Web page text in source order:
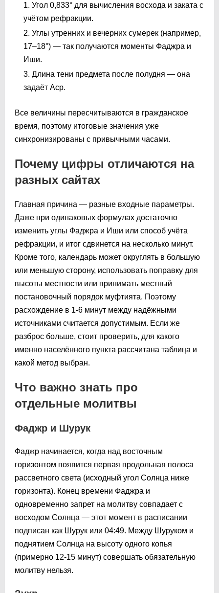
Угол 0,833° для вычисления восхода и заката с
учётом рефракции.
Углы утренних и вечерних сумерек (например,
17–18°) — так получаются моменты Фаджра и
Иши.
Длина тени предмета после полудня — она
задаёт Аср.
Все величины пересчитываются в гражданское
время, поэтому итоговые значения уже
синхронизированы с привычными часами.
Почему цифры отличаются на
разных сайтах
Главная причина — разные входные параметры.
Даже при одинаковых формулах достаточно
изменить углы Фаджра и Иши или способ учёта
рефракции, и итог сдвинется на несколько минут.
Кроме того, календарь может округлять в большую
или меньшую сторону, использовать поправку для
высоты местности или принимать местный
постановочный порядок муфтията. Поэтому
расхождение в 1-6 минут между надёжными
источниками считается допустимым. Если же
разброс больше, стоит проверить, для какого
именно населённого пункта рассчитана таблица и
какой метод выбран.
Что важно знать про
отдельные молитвы
Фаджр и Шурук
Фаджр начинается, когда над восточным
горизонтом появится первая продольная полоса
рассветного света (исходный угол Солнца ниже
горизонта). Конец времени Фаджра и
одновременно запрет на молитву совпадает с
восходом Солнца — этот момент в расписании
подписан как Шурук или 04:49. Между Шуруком и
поднятием Солнца на высоту одного копья
(примерно 12-15 минут) совершать обязательную
молитву нельзя.